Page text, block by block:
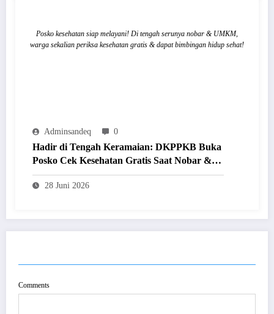
Posko kesehatan siap melayani! Di tengah serunya nobar & UMKM,
warga sekalian periksa kesehatan gratis & dapat bimbingan hidup sehat!
Adminsandeq 0
Hadir di Tengah Keramaian: DKPPKB Buka
Posko Cek Kesehatan Gratis Saat Nobar &
Festival UMKM
28 Juni 2026
Comments